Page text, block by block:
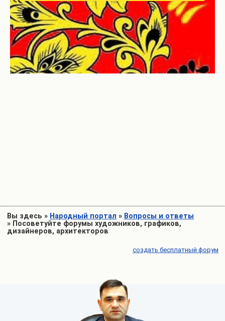
Вы здесь » Народный портал » Вопросы и ответы
» Посоветуйте форумы художников, графиков,
дизайнеров, архитекторов
создать бесплатный форум